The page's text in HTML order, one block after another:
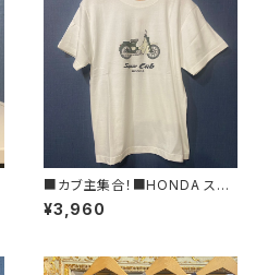
■カブ主集合！■HONDA スー
パーカブTシャツ/グリーン■GI
FTにもオススメ
¥3,960